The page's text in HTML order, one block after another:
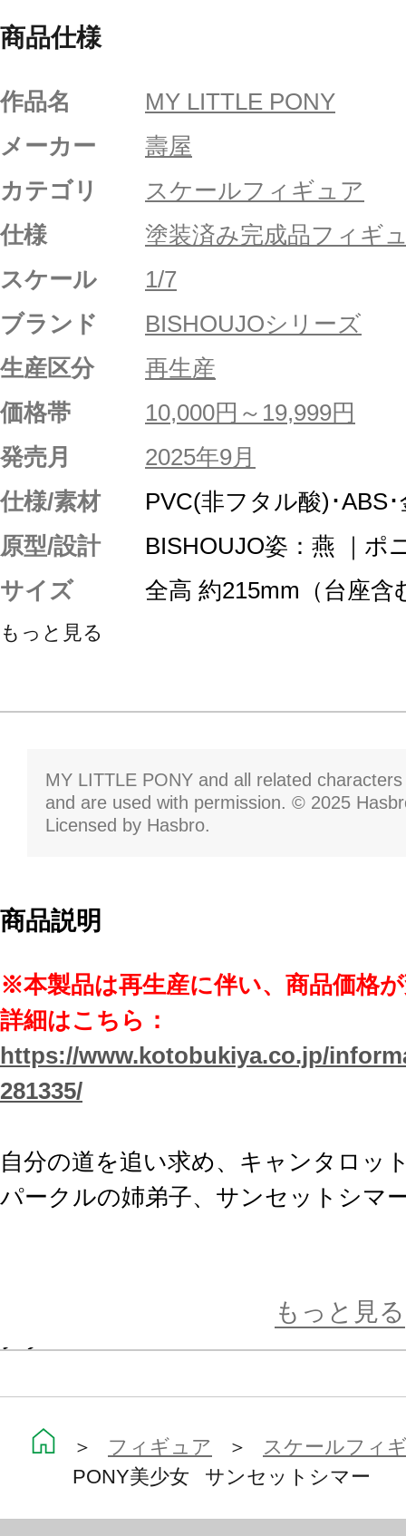
商品仕様
作品名
MY LITTLE PONY
メーカー
壽屋
カテゴリ
スケールフィギュア
仕様
塗装済み完成品フィギ
スケール
1/7
ブランド
BISHOUJOシリーズ
生産区分
再生産
価格帯
10,000円～19,999円
発売月
2025年9月
仕様/素材
PVC(非フタル酸)･ABS
原型/設計
BISHOUJO姿：燕 ｜ポ
サイズ
全高 約215mm（台座含
もっと見る
MY LITTLE PONY and all related
and are used with permission. © 2025
Licensed by Hasbro.
商品説明
※本製品は再生産に伴い、商品価格
詳細はこちら：
https://www.kotobukiya.co.jp/
281335/
自分の道を追い求め、キャンタロッ
パークルの姉弟子、サンセットシマ
衝撃的な登場から、ポニーファンの
シリーズおなじみ、ポニー姿での目
毛も健在です。
無骨なライダースを着崩し、不敵に
もっと見る
＞ フィギュア ＞ スケールフィ
PONY美少女 サンセットシマー